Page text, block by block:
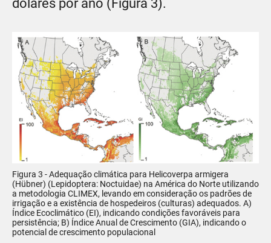
dólares por ano (Figura 3).
Figura 3 - Adequação climática para Helicoverpa armigera
(Hübner) (Lepidoptera: Noctuidae) na América do Norte utilizando
a metodologia CLIMEX, levando em consideração os padrões de
irrigação e a existência de hospedeiros (culturas) adequados. A)
Índice Ecoclimático (EI), indicando condições favoráveis para
persistência; B) Índice Anual de Crescimento (GIA), indicando o
potencial de crescimento populacional